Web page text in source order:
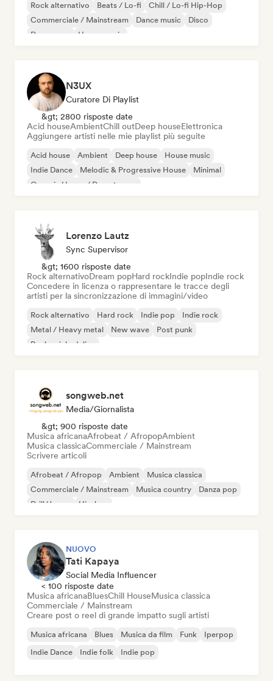
Rock alternativo Beats / Lo-fi
Chill / Lo-fi Hip-Hop
Commerciale / Mainstream
Dance music
Disco
Dream pop
House music
N3UX
Curatore Di Playlist
&gt; 2800 risposte date
Acid houseAmbientChill outDeep houseElettronica
Aggiungere artisti nelle mie playlist più seguite
Acid house Ambient Deep house
House music
Indie Dance
Melodic & Progressive House
Minimal
Organic House / Downtempo
Lorenzo Lautz
Sync Supervisor
&gt; 1600 risposte date
Rock alternativoDream popHard rockIndie popIndie rock
Concedere in licenza o rappresentare le tracce degli
artisti per la sincronizzazione di immagini/video
Rock alternativo Hard rock Indie pop
Indie rock
Metal / Heavy metal
New wave
Post punk
Rock psichedelico
songweb.net
Media/Giornalista
&gt; 900 risposte date
Musica africanaAfrobeat / AfropopAmbient
Musica classicaCommerciale / Mainstream
Scrivere articoli
Afrobeat / Afropop Ambient
Musica classica
Commerciale / Mainstream
Musica country
Danza pop
Drill/Jersey
Hip-hop
NUOVO
Tati Kapaya
Social Media Influencer
< 100 risposte date
Musica africanaBluesChill HouseMusica classica
Commerciale / Mainstream
Creare post o reel di grande impatto sugli artisti
Musica africana Blues Musica da film Funk
Iperpop
Indie Dance
Indie folk Indie pop